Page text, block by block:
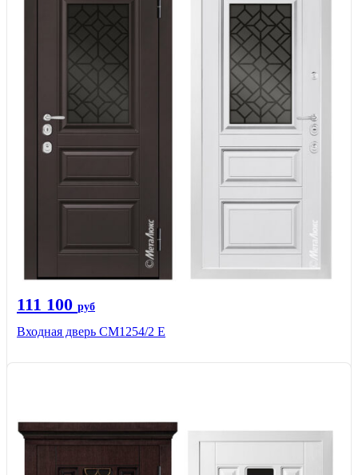
111 100 руб
Входная дверь СМ1254/2 E